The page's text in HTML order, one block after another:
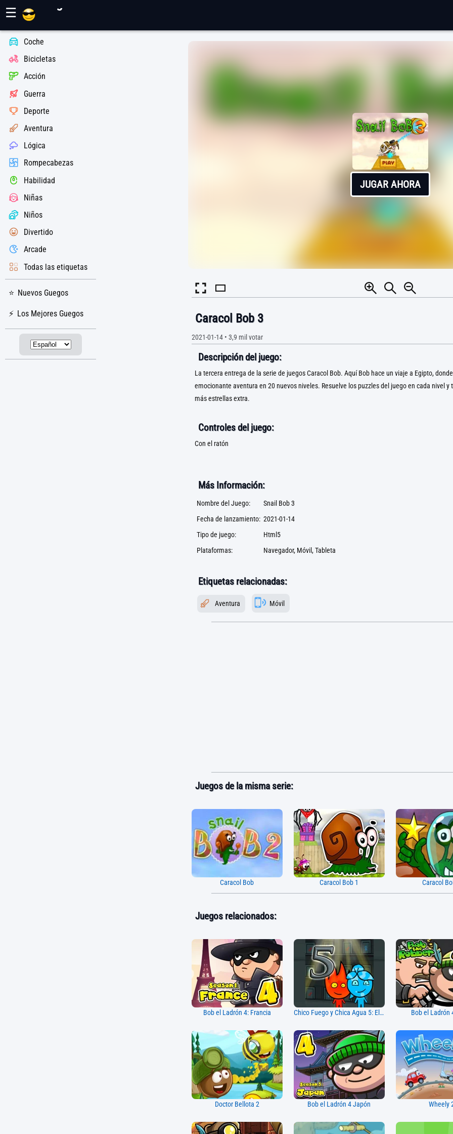
☰
Coche
Bicicletas
Acción
Guerra
Deporte
Aventura
Lógica
Rompecabezas
Habilidad
Niñas
Niños
Divertido
Arcade
Todas las etiquetas
Nuevos Guegos
Los Mejores Guegos
JUGAR AHORA
Caracol Bob 3
2021-01-14• 3,9 mil votar
Descripción del juego:
La tercera entrega de la serie de juegos Caracol Bob. Aquí Bob hace un viaje a Egipto,
emocionante aventura en 20 nuevos niveles. Resuelve los puzzles del juego en cada nivel y
más estrellas extra.
Controles del juego:
Con el ratón
Más Información:
Nombre del Juego:
Snail Bob 3
Fecha de lanzamiento: 2021-01-14
Tipo de juego:
Html5
Plataformas:
Navegador, Móvil, Tableta
Etiquetas relacionadas:
Aventura Móvil
Juegos de la misma serie:
Caracol Bob Caracol Bob 1 Caracol
Juegos relacionados:
Bob el Ladrón 4: Francia Chico Fuego y Chica Agua 5: Elementos Bob el Ladrón
Doctor Bellota 2 Bob el Ladrón 4 Japón Wheely